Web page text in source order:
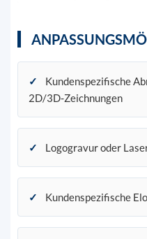
✓
Kundenspezifische
2D/3D-Zeichnungen
✓ Logogravur oder
✓ Kundenspezifische